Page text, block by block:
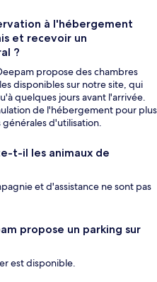
à l'hébergement
et recevoir un
?
propose des chambres
disponibles sur notre site, qui
quelques jours avant l'arrivée.
de l'hébergement pour plus
d'utilisation.
t-il les animaux de
et d'assistance ne sont pas
propose un parking sur
est disponible.